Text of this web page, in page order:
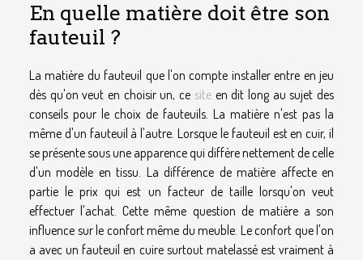
En quelle matière doit être son
fauteuil ?
La matière du fauteuil que l'on compte installer entre en jeu
dès qu'on veut en choisir un, ce siteen dit long au sujet des
conseils pour le choix de fauteuils. La matière n'est pas la
même d'un fauteuil à l'autre. Lorsque le fauteuil est en cuir, il
se présente sous une apparence qui diffère nettement de celle
d'un modèle en tissu. La différence de matière affecte en
partie le prix qui est un facteur de taille lorsqu'on veut
effectuer l'achat. Cette même question de matière a son
influence sur le confort même du meuble. Le confort que l'on
a avec un fauteuil en cuire surtout matelassé est vraiment à